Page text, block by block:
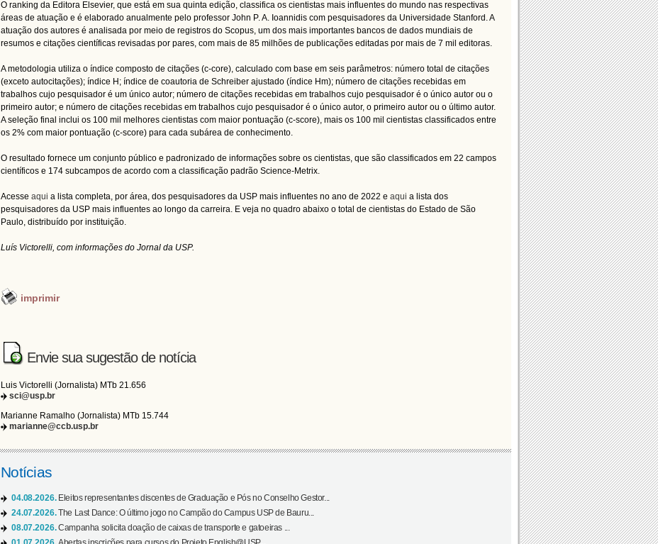
O ranking da Editora Elsevier, que está em sua quinta edição, classifica os cientistas mais influentes do mundo nas respectivas
áreas de atuação e é elaborado anualmente pelo professor John P. A. Ioannidis com pesquisadores da Universidade Stanford. A
atuação dos autores é analisada por meio de registros do Scopus, um dos mais importantes bancos de dados mundiais de
resumos e citações científicas revisadas por pares, com mais de 85 milhões de publicações editadas por mais de 7 mil editoras.
A metodologia utiliza o índice composto de citações (c-core), calculado com base em seis parâmetros: número total de citações
(exceto autocitações); índice H; índice de coautoria de Schreiber ajustado (índice Hm); número de citações recebidas em
trabalhos cujo pesquisador é um único autor; número de citações recebidas em trabalhos cujo pesquisador é o único autor ou o
primeiro autor; e número de citações recebidas em trabalhos cujo pesquisador é o único autor, o primeiro autor ou o último autor.
A seleção final inclui os 100 mil melhores cientistas com maior pontuação (c-score), mais os 100 mil cientistas classificados entre
os 2% com maior pontuação (c-score) para cada subárea de conhecimento.
O resultado fornece um conjunto público e padronizado de informações sobre os cientistas, que são classificados em 22 campos
científicos e 174 subcampos de acordo com a classificação padrão Science-Metrix.
Acesse aqui a lista completa, por área, dos pesquisadores da USP mais influentes no ano de 2022 e aqui a lista dos
pesquisadores da USP mais influentes ao longo da carreira. E veja no quadro abaixo o total de cientistas do Estado de São
Paulo, distribuído por instituição.
Luís Victorelli, com informações do Jornal da USP.
imprimir
Envie sua sugestão de notícia
Luis Victorelli (Jornalista) MTb 21.656
sci@usp.br
Marianne Ramalho (Jornalista) MTb 15.744
marianne@ccb.usp.br
Notícias
04.08.2026. Eleitos representantes discentes de Graduação e Pós no Conselho Gestor...
24.07.2026.The Last Dance: O último jogo no Campão do Campus USP de Bauru...
08.07.2026.Campanha solicita doação de caixas de transporte e gatoeiras ...